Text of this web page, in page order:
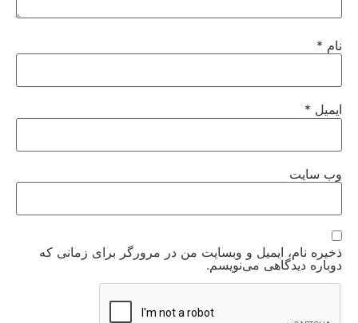
نام *
ایمیل *
وب‌ سایت
ذخیره نام، ایمیل و وبسایت من در مرورگر برای زمانی که
دوباره دیدگاهی می‌نویسم.